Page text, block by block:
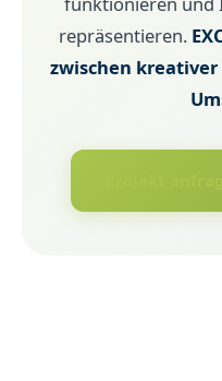
repräsentieren.
zwischen